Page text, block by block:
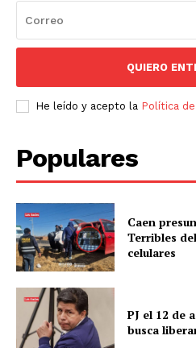
QUIERO
He leído y acepto la Política
Populares
Caen
Terribles
celulares
PJ el 12 de
busca